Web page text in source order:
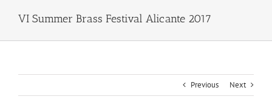
VI Summer Brass Festival Alicante 2017
Previous Next